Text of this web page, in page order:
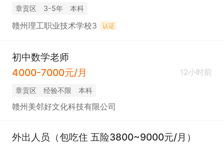
章贡区 3-5年 本科
赣州理工职业技术学校3 认证
初中数学老师
4000-7000元/月
12小时前
章贡区 经验不限 本科
赣州美邻好文化科技有限公司
外出人员（包吃住 五险3800~9000元/月）